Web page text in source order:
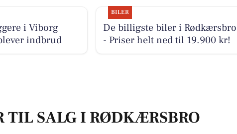
i Viborg
indbrud
BILER
De billigste biler i Rødkærsbro
- Priser helt ned til 19.900 kr!
TIL SALG I RØDKÆRSBRO